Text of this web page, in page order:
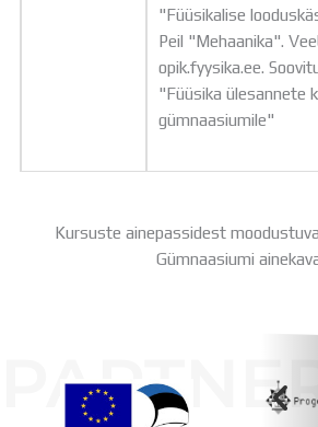
"Füüsikalise
Peil "Mehaanika".
opik.fyysika.ee.
"Füüsika ülesannete
gümnaasiumile"
Kursuste ainepassidest
Gümnaasiumi